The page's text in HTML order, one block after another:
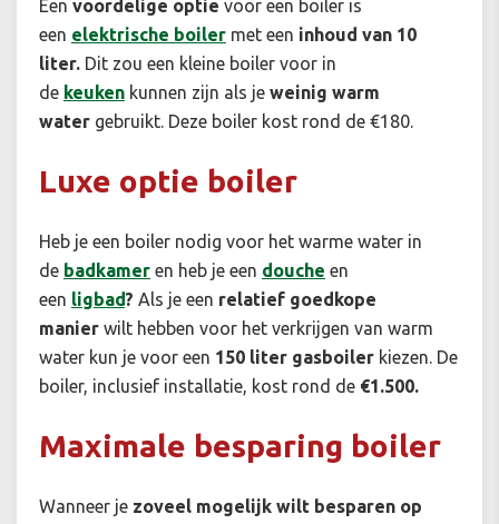
Een voordelige optie voor een boiler is
een elektrische boiler met een inhoud van 10
liter. Dit zou een kleine boiler voor in
de keuken kunnen zijn als je weinig warm
water gebruikt. Deze boiler kost rond de €180.
Luxe optie boiler
Heb je een boiler nodig voor het warme water in
de badkamer en heb je een douche en
een ligbad? Als je een relatief goedkope
manier wilt hebben voor het verkrijgen van warm
water kun je voor een 150 liter gasboiler kiezen. De
boiler, inclusief installatie, kost rond de €1.500.
Maximale besparing boiler
Wanneer je zoveel mogelijk wilt besparen op